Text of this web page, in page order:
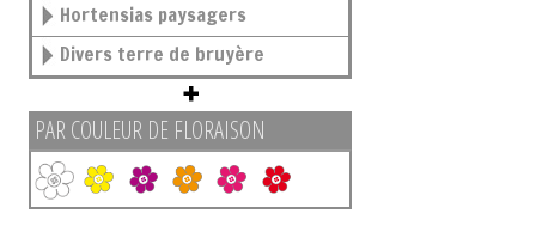
Hortensias paysagers
Divers terre de bruyère
PAR COULEUR DE FLORAISON